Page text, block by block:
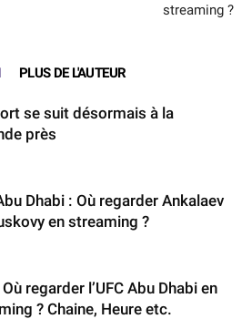
streaming ?
PLUS DE L'AUTEUR
se suit désormais à la
près
Dhabi : Où regarder Ankalaev
en streaming ?
Où regarder l’UFC Abu Dhabi en
? Chaine, Heure etc.